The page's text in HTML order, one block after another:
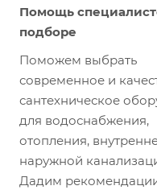
Помощь
подборе
Поможем выбрать
современное и
сантехническое
для водоснабжения,
отопления,
наружной
Дадим